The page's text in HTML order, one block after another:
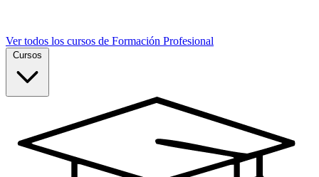
Ver todos los cursos de Formación Profesional
Cursos